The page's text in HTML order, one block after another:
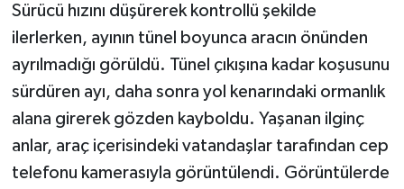
Sürücü hızını düşürerek kontrollü şekilde
ilerlerken, ayının tünel boyunca aracın önünden
ayrılmadığı görüldü. Tünel çıkışına kadar koşusunu
sürdüren ayı, daha sonra yol kenarındaki ormanlık
alana girerek gözden kayboldu. Yaşanan ilginç
anlar, araç içerisindeki vatandaşlar tarafından cep
telefonu kamerasıyla görüntülendi. Görüntülerde